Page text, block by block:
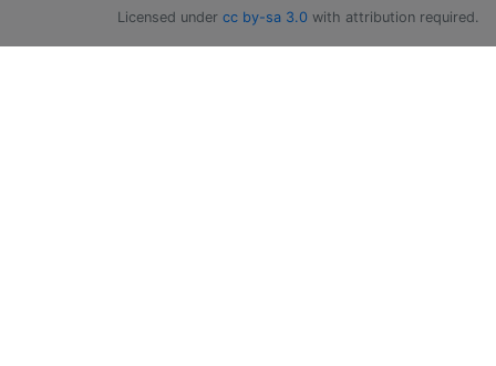
Licensed under cc by-sa 3.0 with attribution required.